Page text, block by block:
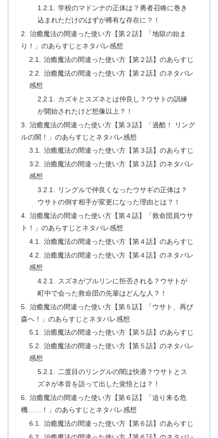
学校のマドンナの正体は？勇者召喚に巻き
込まれただけのはずが稀有な存在に？！
治癒魔法の間違った使い方【第２話】「地獄の始ま
り！」のあらすじとネタバレ感想
治癒魔法の間違った使い方【第２話】のあらすじ
治癒魔法の間違った使い方【第２話】のネタバレ
感想
カズキとスズネとは仲良し？ウサトの訓練
が開始されたけど想像以上？！
治癒魔法の間違った使い方【第３話】「過酷！ リング
ルの闇！」のあらすじとネタバレ感想
治癒魔法の間違った使い方【第３話】のあらすじ
治癒魔法の間違った使い方【第３話】のネタバレ
感想
リングルで仲良くなったウサギの正体は？
ウサトの倒す相手が変更になった理由とは？！
治癒魔法の間違った使い方【第４話】「救命団員ウサ
ト！」のあらすじとネタバレ感想
治癒魔法の間違った使い方【第４話】のあらすじ
治癒魔法の間違った使い方【第４話】のネタバレ
感想
スズネがブルリンに拒否される？ウサトが
町中で会った救命団の先輩はどんな人？！
治癒魔法の間違った使い方【第５話】「ウサト、再び
森へ！」のあらすじとネタバレ感想
治癒魔法の間違った使い方【第５話】のあらすじ
治癒魔法の間違った使い方【第５話】のネタバレ
感想
二度目のリングルの闇は快適？ウサトとス
ズネが本音を語って出した覚悟とは？！
治癒魔法の間違った使い方【第６話】「迫り来る危
機……！」のあらすじとネタバレ感想
治癒魔法の間違った使い方【第６話】のあらすじ